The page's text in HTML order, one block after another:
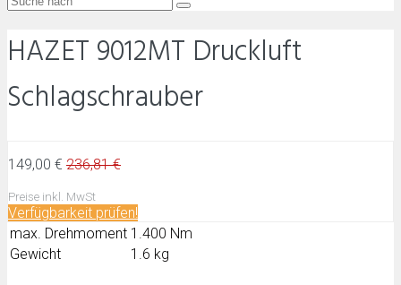
HAZET 9012MT Druckluft
Schlagschrauber
149,00 € 236,81 €
Preise inkl. MwSt
Verfügbarkeit prüfen!
max. Drehmoment 1.400 Nm
Gewicht
1.6 kg